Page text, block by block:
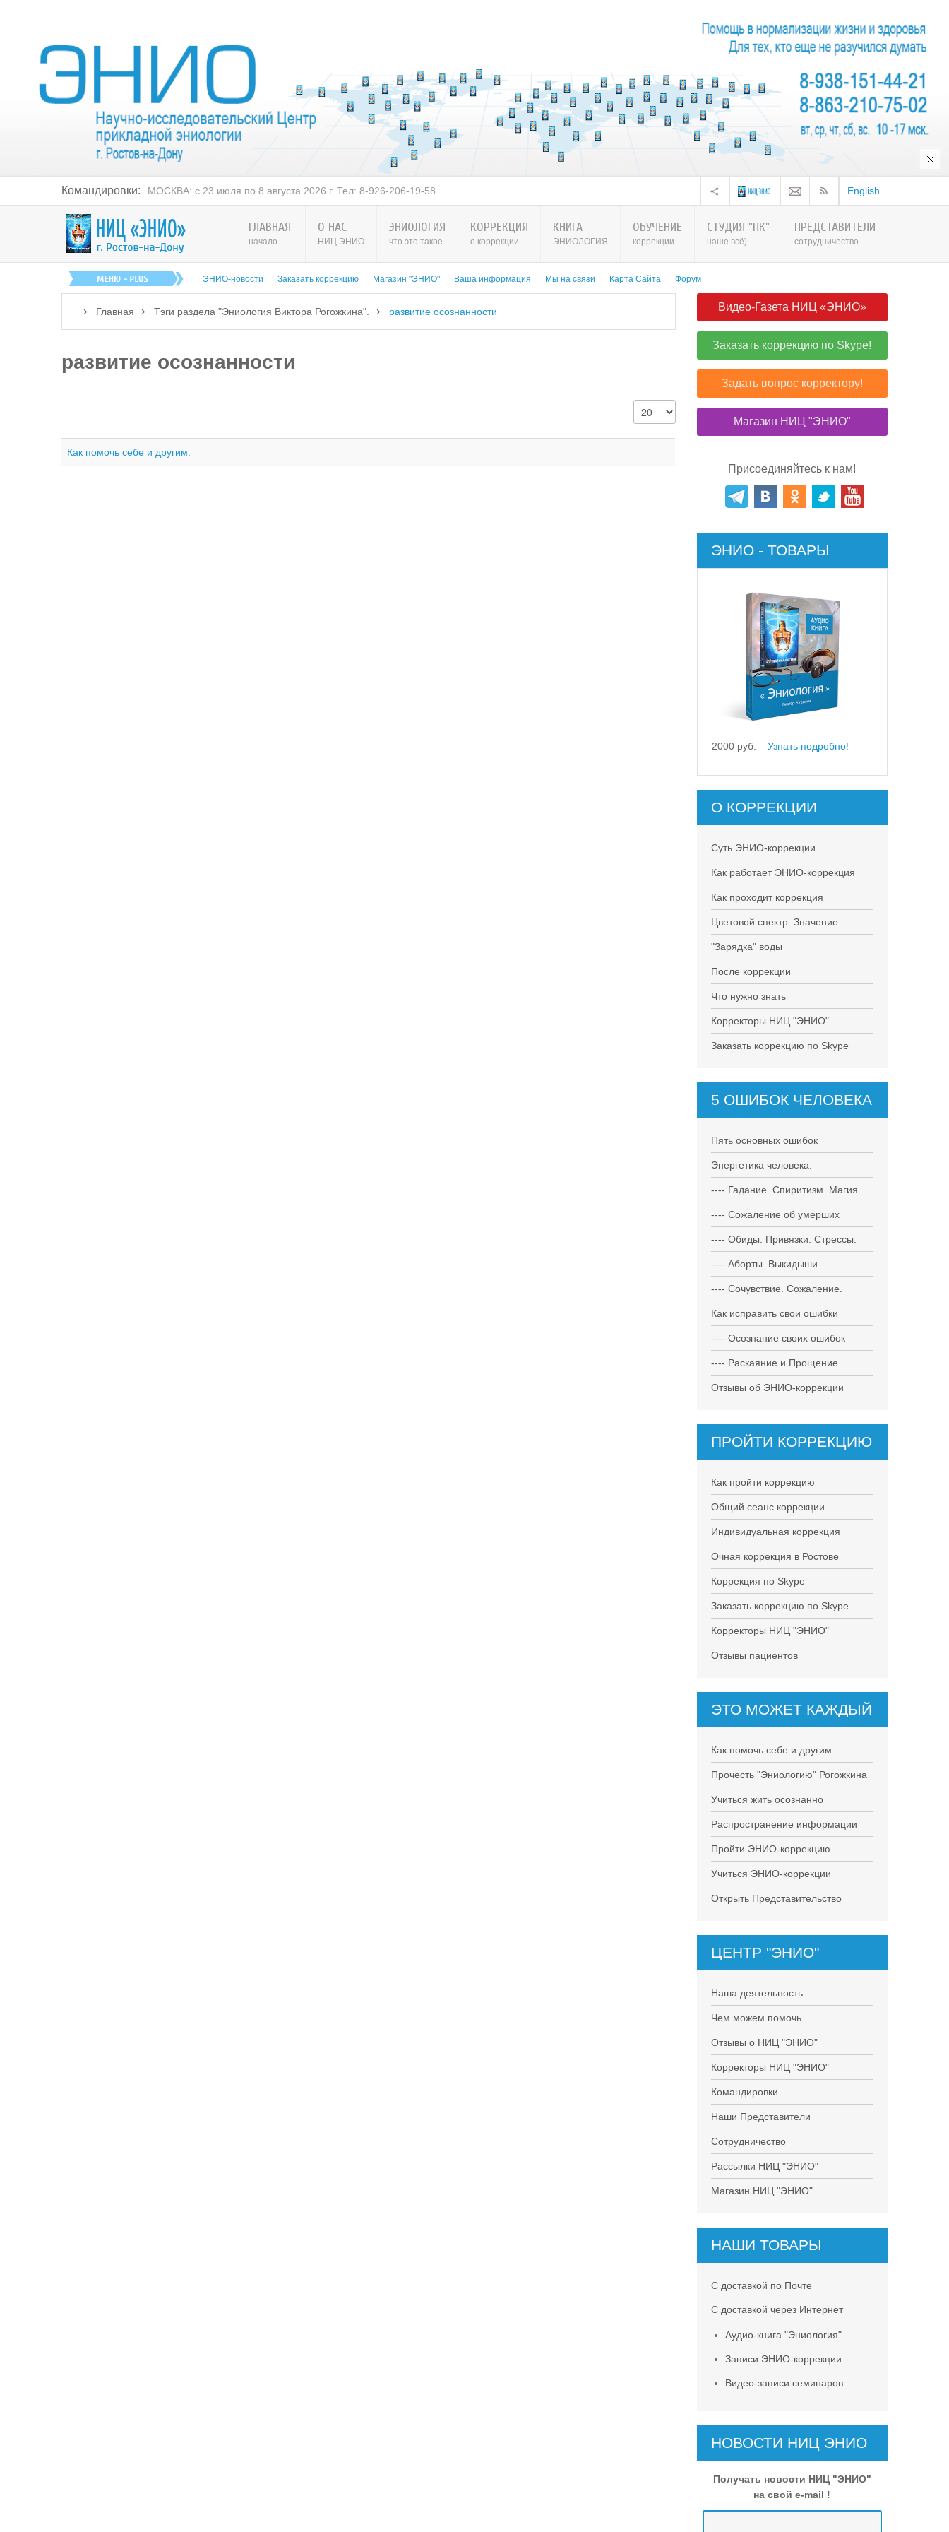
Командировки: МОСКВА: с 23 июля по 8 августа 2026 г. Тел: 8-926-206-19-58 English
ГЛАВНАЯ
начало
О НАС
НИЦ ЭНИО
ЭНИОЛОГИЯ
что это такое
КОРРЕКЦИЯ
о коррекции
КНИГА
ЭНИОЛОГИЯ
ОБУЧЕНИЕ
коррекции
СТУДИЯ "ПК"
наше всё)
ПРЕДСТАВИТЕЛИ
сотрудничество
ЭНИО-новости Заказать коррекцию Магазин "ЭНИО" Ваша информация Мы на связи Карта Сайта Форум
Главная Тэги раздела "Эниология Виктора Рогожкина". развитие осознанности
развитие осознанности
Как помочь себе и другим.
Видео-Газета НИЦ «ЭНИО»
Заказать коррекцию по Skype!
Задать вопрос корректору!
Магазин НИЦ "ЭНИО"
Присоединяйтесь к нам!
ЭНИО - ТОВАРЫ
2000 руб. Узнать подробно!
О КОРРЕКЦИИ
Суть ЭНИО-коррекции
Как работает ЭНИО-коррекция
Как проходит коррекция
Цветовой спектр. Значение.
"Зарядка" воды
После коррекции
Что нужно знать
Корректоры НИЦ "ЭНИО"
Заказать коррекцию по Skype
5 ОШИБОК ЧЕЛОВЕКА
Пять основных ошибок
Энергетика человека.
---- Гадание. Спиритизм. Магия.
---- Сожаление об умерших
---- Обиды. Привязки. Стрессы.
---- Аборты. Выкидыши.
---- Сочувствие. Сожаление.
Как исправить свои ошибки
---- Осознание своих ошибок
---- Раскаяние и Прощение
Отзывы об ЭНИО-коррекции
ПРОЙТИ КОРРЕКЦИЮ
Как пройти коррекцию
Общий сеанс коррекции
Индивидуальная коррекция
Очная коррекция в Ростове
Коррекция по Skype
Заказать коррекцию по Skype
Корректоры НИЦ "ЭНИО"
Отзывы пациентов
ЭТО МОЖЕТ КАЖДЫЙ
Как помочь себе и другим
Прочесть "Эниологию" Рогожкина
Учиться жить осознанно
Распространение информации
Пройти ЭНИО-коррекцию
Учиться ЭНИО-коррекции
Открыть Представительство
ЦЕНТР "ЭНИО"
Наша деятельность
Чем можем помочь
Отзывы о НИЦ "ЭНИО"
Корректоры НИЦ "ЭНИО"
Командировки
Наши Представители
Сотрудничество
Рассылки НИЦ "ЭНИО"
Магазин НИЦ "ЭНИО"
НАШИ ТОВАРЫ
С доставкой по Почте
С доставкой через Интернет
Аудио-книга "Эниология"
Записи ЭНИО-коррекции
Видео-записи семинаров
НОВОСТИ НИЦ ЭНИО
Получать новости НИЦ "ЭНИО"
на свой e-mail !